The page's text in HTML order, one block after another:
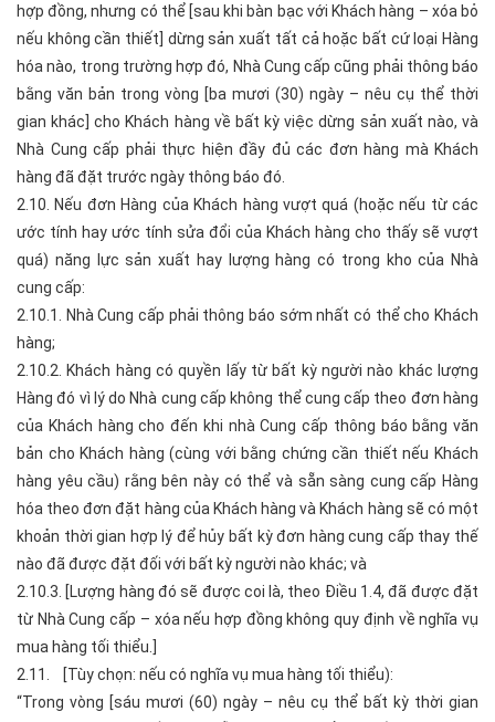
hợp đồng, nhưng có thể [sau khi bàn bạc với Khách hàng – xóa bỏ
nếu không cần thiết] dừng sản xuất tất cả hoặc bất cứ loại Hàng
hóa nào, trong trường hợp đó, Nhà Cung cấp cũng phải thông báo
bằng văn bản trong vòng [ba mươi (30) ngày – nêu cụ thể thời
gian khác] cho Khách hàng về bất kỳ việc dừng sản xuất nào, và
Nhà Cung cấp phải thực hiện đầy đủ các đơn hàng mà Khách
hàng đã đặt trước ngày thông báo đó.
2.10. Nếu đơn Hàng của Khách hàng vượt quá (hoặc nếu từ các
ước tính hay ước tính sửa đổi của Khách hàng cho thấy sẽ vượt
quá) năng lực sản xuất hay lượng hàng có trong kho của Nhà
cung cấp:
2.10.1. Nhà Cung cấp phải thông báo sớm nhất có thể cho Khách
hàng;
2.10.2. Khách hàng có quyền lấy từ bất kỳ người nào khác lượng
Hàng đó vì lý do Nhà cung cấp không thể cung cấp theo đơn hàng
của Khách hàng cho đến khi nhà Cung cấp thông báo bằng văn
bản cho Khách hàng (cùng với bằng chứng cần thiết nếu Khách
hàng yêu cầu) rằng bên này có thể và sẵn sàng cung cấp Hàng
hóa theo đơn đặt hàng của Khách hàng và Khách hàng sẽ có một
khoản thời gian hợp lý để hủy bất kỳ đơn hàng cung cấp thay thế
nào đã được đặt đối với bất kỳ người nào khác; và
2.10.3. [Lượng hàng đó sẽ được coi là, theo Điều 1.4, đã được đặt
từ Nhà Cung cấp – xóa nếu hợp đồng không quy định về nghĩa vụ
mua hàng tối thiểu.]
2.11. [Tùy chọn: nếu có nghĩa vụ mua hàng tối thiểu):
“Trong vòng [sáu mươi (60) ngày – nêu cụ thể bất kỳ thời gian